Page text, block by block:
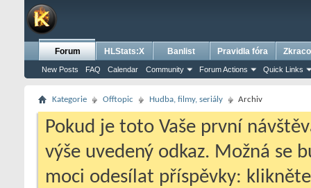
Forum
New Posts FAQ Calendar Community Forum Actions Quick Links
HLStats:X Banlist Pravidla fóra
Kategorie Offtopic Hudba, filmy, seriály Archiv
Pokud je toto Vaše první
výše uvedený odkaz. Možná se
moci odesílat příspěvky: